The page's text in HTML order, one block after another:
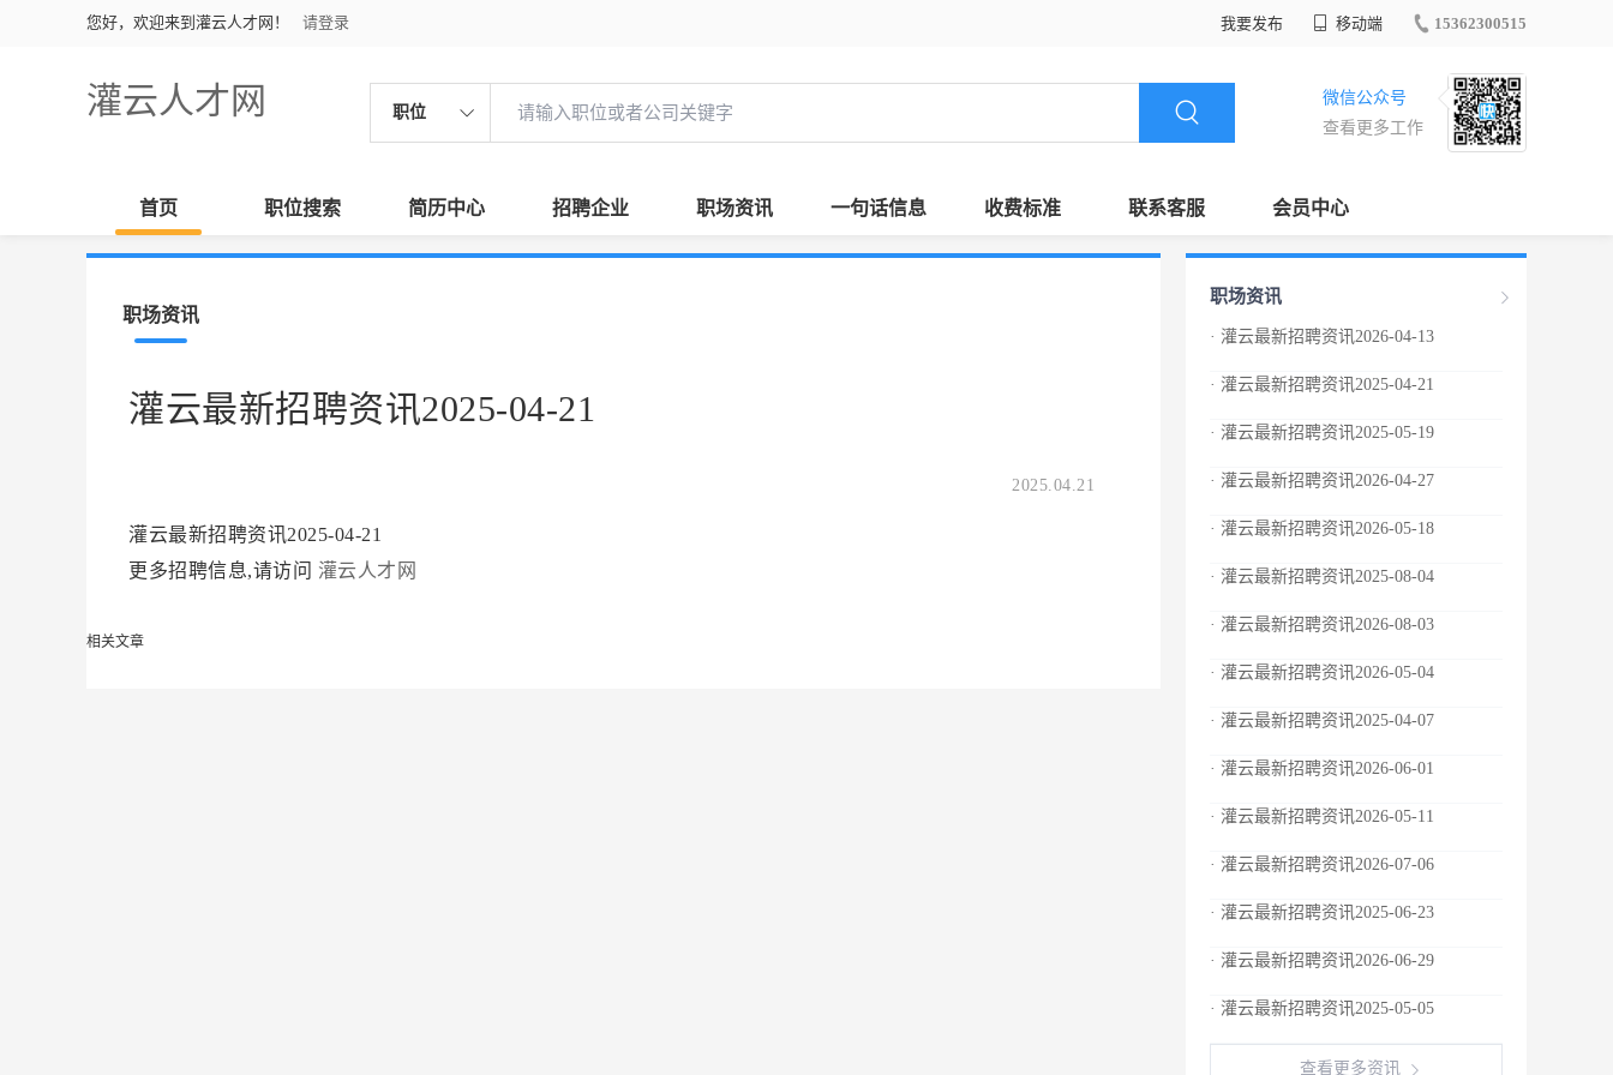
您好，欢迎来到灌云人才网！ 请登录 我要发布 移动端 15362300515
灌云人才网 职位
微信公众号
查看更多工作
首页 职位搜索 简历中心 招聘企业 职场资讯 一句话信息 收费标准 联系客服 会员中心
职场资讯
灌云最新招聘资讯2025-04-21
2025.04.21
灌云最新招聘资讯2025-04-21
更多招聘信息,请访问 灌云人才网
相关文章
职场资讯
· 灌云最新招聘资讯2026-04-13
· 灌云最新招聘资讯2025-04-21
· 灌云最新招聘资讯2025-05-19
· 灌云最新招聘资讯2026-04-27
· 灌云最新招聘资讯2026-05-18
· 灌云最新招聘资讯2025-08-04
· 灌云最新招聘资讯2026-08-03
· 灌云最新招聘资讯2026-05-04
· 灌云最新招聘资讯2025-04-07
· 灌云最新招聘资讯2026-06-01
· 灌云最新招聘资讯2026-05-11
· 灌云最新招聘资讯2026-07-06
· 灌云最新招聘资讯2025-06-23
· 灌云最新招聘资讯2026-06-29
· 灌云最新招聘资讯2025-05-05
查看更多资讯